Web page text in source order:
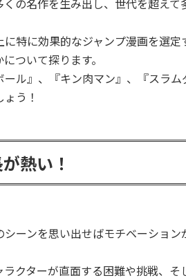
の名作を生み出し、世代を超え
特に効果的なジャンプ漫画を選
ついて探ります。
ル』、『キン肉マン』、『スラム
う！
熱い！
ーンを思い出せばモチベーション
クターが直面する困難や挑戦、